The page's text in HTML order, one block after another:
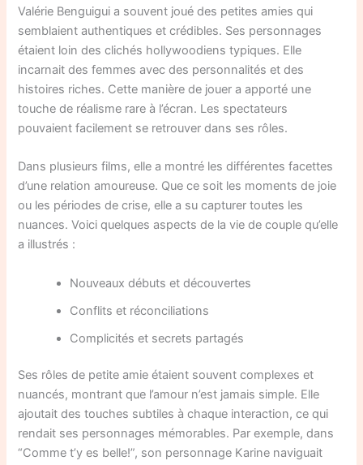
Valérie Benguigui a souvent joué des petites amies qui
semblaient authentiques et crédibles. Ses personnages
étaient loin des clichés hollywoodiens typiques. Elle
incarnait des femmes avec des personnalités et des
histoires riches. Cette manière de jouer a apporté une
touche de réalisme rare à l’écran. Les spectateurs
pouvaient facilement se retrouver dans ses rôles.
Dans plusieurs films, elle a montré les différentes facettes
d’une relation amoureuse. Que ce soit les moments de joie
ou les périodes de crise, elle a su capturer toutes les
nuances. Voici quelques aspects de la vie de couple qu’elle
a illustrés :
Nouveaux débuts et découvertes
Conflits et réconciliations
Complicités et secrets partagés
Ses rôles de petite amie étaient souvent complexes et
nuancés, montrant que l’amour n’est jamais simple. Elle
ajoutait des touches subtiles à chaque interaction, ce qui
rendait ses personnages mémorables. Par exemple, dans
“Comme t’y es belle!”, son personnage Karine naviguait